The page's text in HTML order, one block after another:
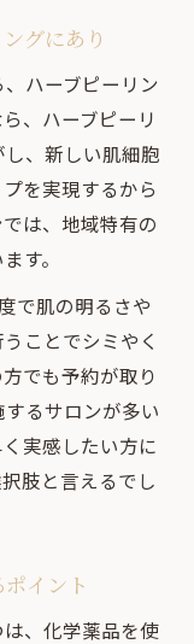
グにあり
ハーブピーリン
、ハーブピーリ
、新しい肌細胞
を実現するから
は、地域特有の
す。
で肌の明るさや
ことでシミやく
でも予約が取り
るサロンが多い
実感したい方に
肢と言えるでし
イント
、化学薬品を使